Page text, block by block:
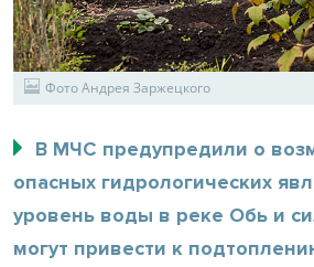
Фото Андрея Заржецкого
В МЧС предупредили о
опасных гидрологических
уровень воды в реке Обь и
могут привести к